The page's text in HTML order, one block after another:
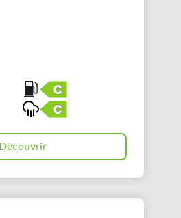
Découvrir